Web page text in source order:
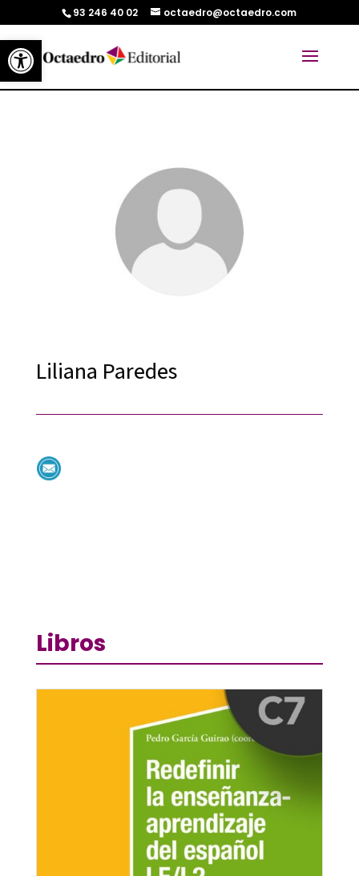
Abrir barra de herramientas
93 246 40 02 octaedro@octaedro.com
Liliana Paredes
Libros